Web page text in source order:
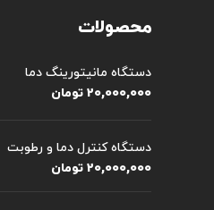
محصولات
دستگاه مانیتورینگ دما
20,000,000 تومان
دستگاه کنترل دما و رطوبت
20,000,000 تومان